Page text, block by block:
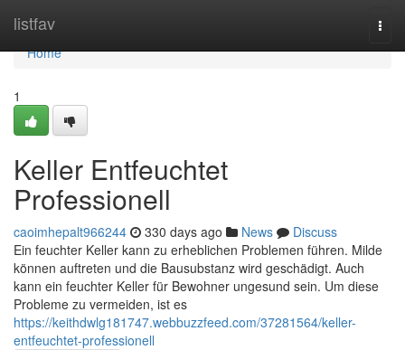
listfav
Home
Home
1
Keller Entfeuchtet
Professionell
caoimhepalt966244 330 days ago News
Discuss
Ein feuchter Keller kann zu erheblichen Problemen führen. Milde
können auftreten und die Bausubstanz wird geschädigt. Auch
kann ein feuchter Keller für Bewohner ungesund sein. Um diese
Probleme zu vermeiden, ist es
https://keithdwlg181747.webbuzzfeed.com/37281564/keller-
entfeuchtet-professionell